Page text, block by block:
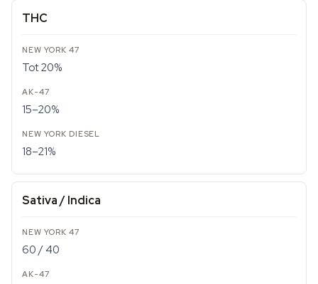
THC
Tot 20%
15–20%
18–21%
Sativa / Indica
60 / 40